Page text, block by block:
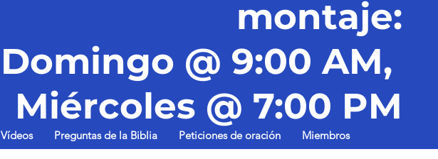
montaje:
Domingo @ 9:00 AM,
Miércoles @ 7:00 PM
Vídeos Preguntas de la Biblia Peticiones de oración Miembros